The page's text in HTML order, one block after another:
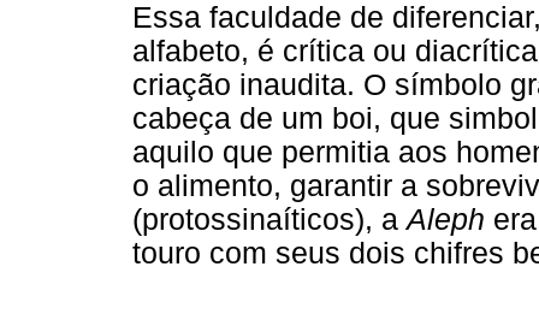
Essa faculdade de
alfabeto, é crítica ou
criação inaudita. O símbolo
cabeça de um boi, que
aquilo que permitia aos
o alimento, garantir a
(protossinaíticos), aAleph
touro com seus dois chifres